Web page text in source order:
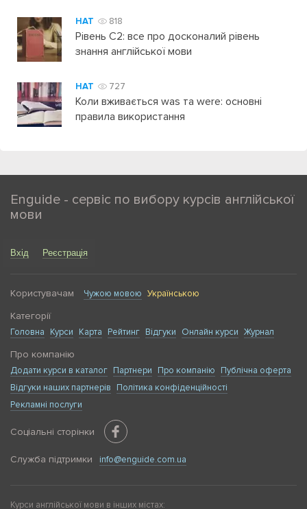
HAT 818
Рівень C2: все про досконалий рівень
знання англійської мови
HAT 727
Коли вживається was та were: основні
правила використання
Enguide - сервіс по вибору курсів англійської
мови
Вхід Реєстрація
Користувачам Чужою мовою Українською
Категорії
Головна Курси Карта Рейтинг Відгуки Онлайн курси Журнал
Про компанію
Додати курси в каталог Партнери Про компанію
Публічна оферта
Відгуки наших партнерів
Політика конфіденційності
Рекламні послуги
Соціальні сторінки
Служба підтримки info@enguide.com.ua
Курси англійської мови в інших містах: